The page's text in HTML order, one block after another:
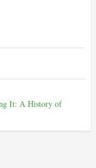
It: A History of